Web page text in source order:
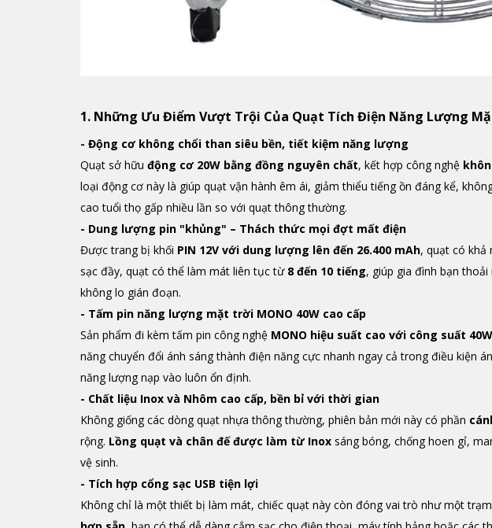
1. Những Ưu Điểm Vượt Trội Của Quạt Tích Điện Năng Lượng
- Động cơ không chổi than siêu bền, tiết kiệm năng lượng
Quạt sở hữu động cơ 20W bằng đồng nguyên chất, kết hợp công nghệ
loại động cơ này là giúp quạt vận hành êm ái, giảm thiểu tiếng ồn đáng kể,
cao tuổi thọ gấp nhiều lần so với quạt thông thường.
- Dung lượng pin "khủng" – Thách thức mọi đợt mất điện
Được trang bị khối PIN 12V với dung lượng lên đến 26.400 mAh, quạt có khả
sạc đầy, quạt có thể làm mát liên tục từ 8 đến 10 tiếng, giúp gia đình bạn
không lo gián đoạn.
- Tấm pin năng lượng mặt trời MONO 40W cao cấp
Sản phẩm đi kèm tấm pin công nghệ MONO hiệu suất cao với công suất 40W
năng chuyển đổi ánh sáng thành điện năng cực nhanh ngay cả trong điều kiện
năng lượng nạp vào luôn ổn định.
- Chất liệu Inox và Nhôm cao cấp, bền bỉ với thời gian
Không giống các dòng quạt nhựa thông thường, phiên bản mới này có phần
rộng. Lồng quạt và chân đế được làm từ Inox sáng bóng, chống hoen gỉ,
vệ sinh.
- Tích hợp cổng sạc USB tiện lợi
Không chỉ là một thiết bị làm mát, chiếc quạt này còn đóng vai trò như một